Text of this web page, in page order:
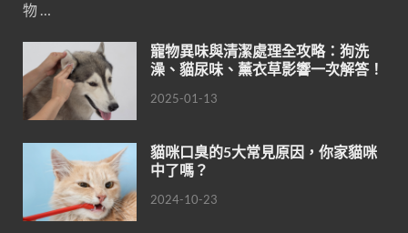
物 …
寵物異味與清潔處理全攻略：狗洗
澡、貓尿味、薰衣草影響一次解答！
2025-01-13
貓咪口臭的5大常見原因，你家貓咪
中了嗎？
2024-10-23